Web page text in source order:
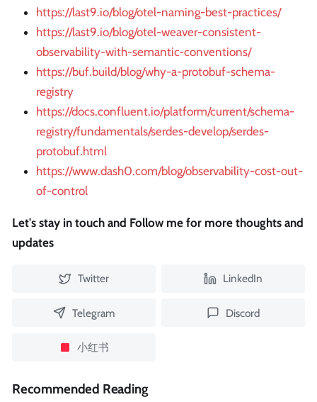
https://last9.io/blog/otel-naming-best-practices/
https://last9.io/blog/otel-weaver-consistent-
observability-with-semantic-conventions/
https://buf.build/blog/why-a-protobuf-schema-
registry
https://docs.confluent.io/platform/current/schema-
registry/fundamentals/serdes-develop/serdes-
protobuf.html
https://www.dash0.com/blog/observability-cost-out-
of-control
Let's stay in touch and Follow me for more thoughts and
updates
Twitter LinkedIn
Telegram Discord
小红书
Recommended Reading